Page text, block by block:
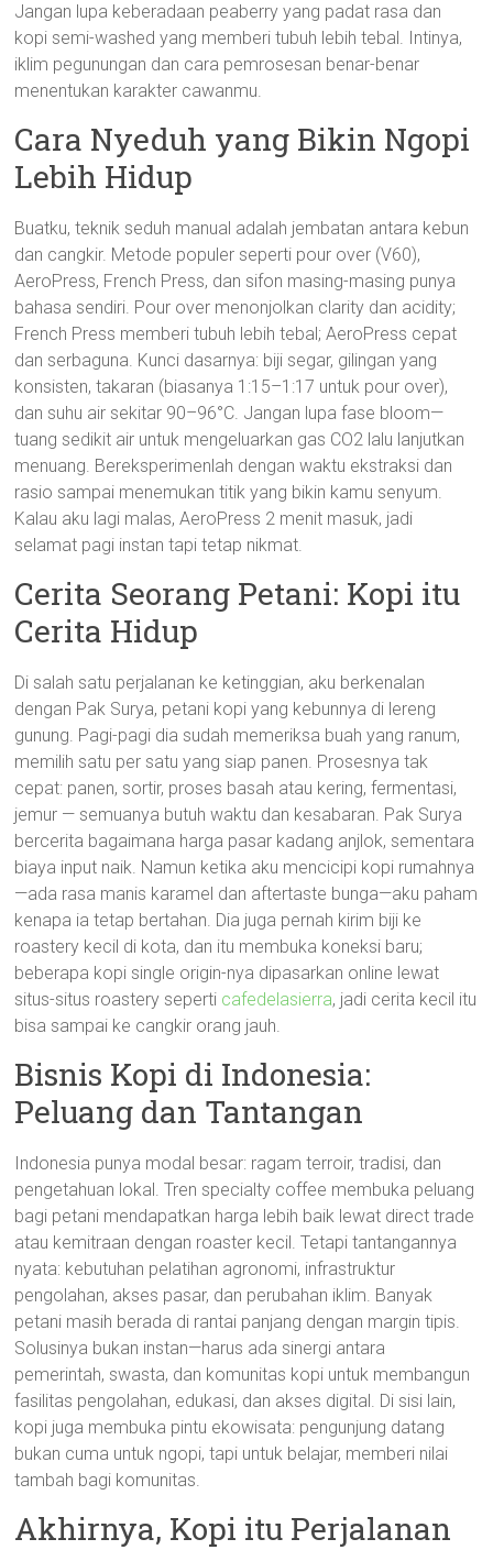
Jangan lupa keberadaan peaberry yang padat rasa dan
kopi semi-washed yang memberi tubuh lebih tebal. Intinya,
iklim pegunungan dan cara pemrosesan benar-benar
menentukan karakter cawanmu.
Cara Nyeduh yang Bikin Ngopi
Lebih Hidup
Buatku, teknik seduh manual adalah jembatan antara kebun
dan cangkir. Metode populer seperti pour over (V60),
AeroPress, French Press, dan sifon masing-masing punya
bahasa sendiri. Pour over menonjolkan clarity dan acidity;
French Press memberi tubuh lebih tebal; AeroPress cepat
dan serbaguna. Kunci dasarnya: biji segar, gilingan yang
konsisten, takaran (biasanya 1:15–1:17 untuk pour over),
dan suhu air sekitar 90–96°C. Jangan lupa fase bloom—
tuang sedikit air untuk mengeluarkan gas CO2 lalu lanjutkan
menuang. Bereksperimenlah dengan waktu ekstraksi dan
rasio sampai menemukan titik yang bikin kamu senyum.
Kalau aku lagi malas, AeroPress 2 menit masuk, jadi
selamat pagi instan tapi tetap nikmat.
Cerita Seorang Petani: Kopi itu
Cerita Hidup
Di salah satu perjalanan ke ketinggian, aku berkenalan
dengan Pak Surya, petani kopi yang kebunnya di lereng
gunung. Pagi-pagi dia sudah memeriksa buah yang ranum,
memilih satu per satu yang siap panen. Prosesnya tak
cepat: panen, sortir, proses basah atau kering, fermentasi,
jemur — semuanya butuh waktu dan kesabaran. Pak Surya
bercerita bagaimana harga pasar kadang anjlok, sementara
biaya input naik. Namun ketika aku mencicipi kopi rumahnya
—ada rasa manis karamel dan aftertaste bunga—aku paham
kenapa ia tetap bertahan. Dia juga pernah kirim biji ke
roastery kecil di kota, dan itu membuka koneksi baru;
beberapa kopi single origin-nya dipasarkan online lewat
situs-situs roastery seperti cafedelasierra, jadi cerita kecil itu
bisa sampai ke cangkir orang jauh.
Bisnis Kopi di Indonesia:
Peluang dan Tantangan
Indonesia punya modal besar: ragam terroir, tradisi, dan
pengetahuan lokal. Tren specialty coffee membuka peluang
bagi petani mendapatkan harga lebih baik lewat direct trade
atau kemitraan dengan roaster kecil. Tetapi tantangannya
nyata: kebutuhan pelatihan agronomi, infrastruktur
pengolahan, akses pasar, dan perubahan iklim. Banyak
petani masih berada di rantai panjang dengan margin tipis.
Solusinya bukan instan—harus ada sinergi antara
pemerintah, swasta, dan komunitas kopi untuk membangun
fasilitas pengolahan, edukasi, dan akses digital. Di sisi lain,
kopi juga membuka pintu ekowisata: pengunjung datang
bukan cuma untuk ngopi, tapi untuk belajar, memberi nilai
tambah bagi komunitas.
Akhirnya, Kopi itu Perjalanan